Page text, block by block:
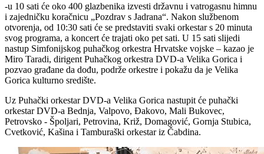
-u 10 sati će oko 400 glazbenika izvesti državnu i vatrogasnu himnu
i zajedničku koračnicu „Pozdrav s Jadrana“. Nakon službenom
otvorenja, od 10:30 sati će se predstaviti svaki orkestar s 20 minuta
svog programa, a koncert će trajati oko pet sati. U 15 sati slijedi
nastup Simfonijskog puhačkog orkestra Hrvatske vojske – kazao je
Miro Taradi, dirigent Puhačkog orkestra DVD-a Velika Gorica i
pozvao građane da dođu, podrže orkestre i pokažu da je Velika
Gorica kulturno središte.
Uz Puhački orkestar DVD-a Velika Gorica nastupit će puhački
orkestar DVD-a Bednja, Valpovo, Đakovo, Mali Bukovec,
Petrovsko - Špoljari, Petrovina, Križ, Domagović, Gornja Stubica,
Cvetković, Kašina i Tamburaški orkestar iz Čabdina.